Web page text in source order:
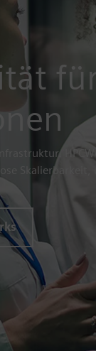
Skalierbarkeit,